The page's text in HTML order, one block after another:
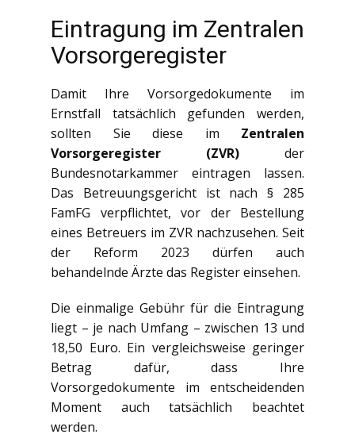
Eintragung im Zentralen
Vorsorgeregister
Damit Ihre Vorsorgedokumente im
Ernstfall tatsächlich gefunden werden,
sollten Sie diese im Zentralen
Vorsorgeregister (ZVR) der
Bundesnotarkammer eintragen lassen.
Das Betreuungsgericht ist nach § 285
FamFG verpflichtet, vor der Bestellung
eines Betreuers im ZVR nachzusehen. Seit
der Reform 2023 dürfen auch
behandelnde Ärzte das Register einsehen.
Die einmalige Gebühr für die Eintragung
liegt – je nach Umfang – zwischen 13 und
18,50 Euro. Ein vergleichsweise geringer
Betrag dafür, dass Ihre
Vorsorgedokumente im entscheidenden
Moment auch tatsächlich beachtet
werden.